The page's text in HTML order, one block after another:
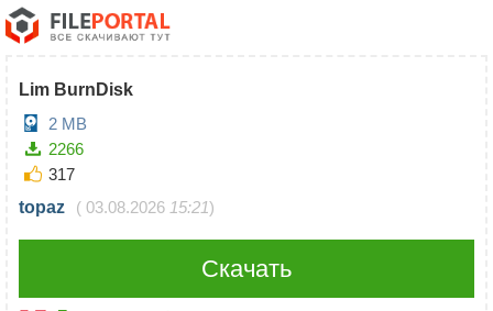
Lim BurnDisk
2 MB
2266
317
topaz
( 03.08.2026 15:21)
Скачать